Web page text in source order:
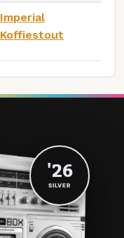
Imperial
Koffiestout
'26
SILVER